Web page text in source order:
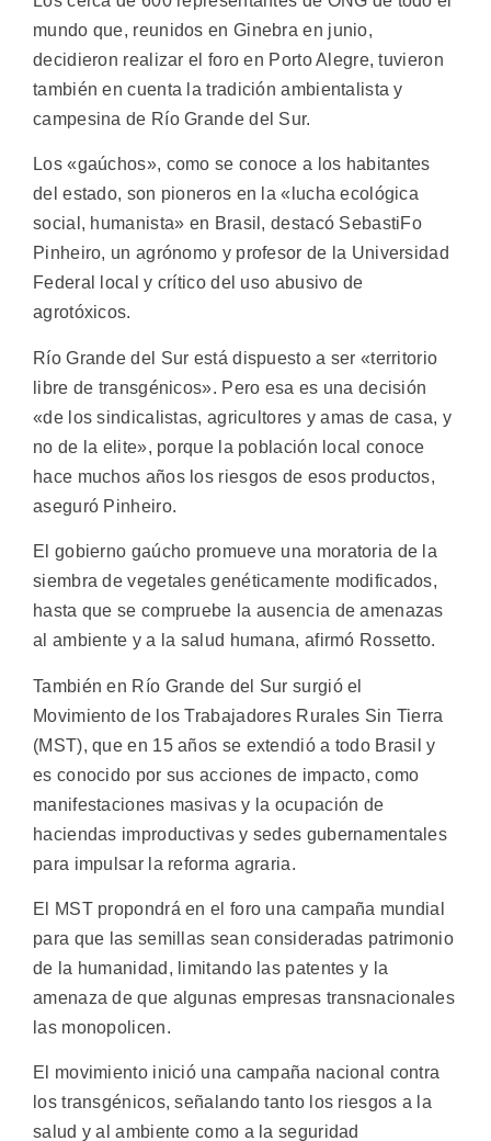
mundo que, reunidos en Ginebra en junio,
decidieron realizar el foro en Porto Alegre, tuvieron
también en cuenta la tradición ambientalista y
campesina de Río Grande del Sur.
Los «gaúchos», como se conoce a los habitantes
del estado, son pioneros en la «lucha ecológica
social, humanista» en Brasil, destacó SebastiFo
Pinheiro, un agrónomo y profesor de la Universidad
Federal local y crítico del uso abusivo de
agrotóxicos.
Río Grande del Sur está dispuesto a ser «territorio
libre de transgénicos». Pero esa es una decisión
«de los sindicalistas, agricultores y amas de casa, y
no de la elite», porque la población local conoce
hace muchos años los riesgos de esos productos,
aseguró Pinheiro.
El gobierno gaúcho promueve una moratoria de la
siembra de vegetales genéticamente modificados,
hasta que se compruebe la ausencia de amenazas
al ambiente y a la salud humana, afirmó Rossetto.
También en Río Grande del Sur surgió el
Movimiento de los Trabajadores Rurales Sin Tierra
(MST), que en 15 años se extendió a todo Brasil y
es conocido por sus acciones de impacto, como
manifestaciones masivas y la ocupación de
haciendas improductivas y sedes gubernamentales
para impulsar la reforma agraria.
El MST propondrá en el foro una campaña mundial
para que las semillas sean consideradas patrimonio
de la humanidad, limitando las patentes y la
amenaza de que algunas empresas transnacionales
las monopolicen.
El movimiento inició una campaña nacional contra
los transgénicos, señalando tanto los riesgos a la
salud y al ambiente como a la seguridad